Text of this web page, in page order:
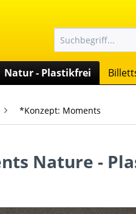
Natur - Plastikfrei
*Konzept: Moments
Nature -